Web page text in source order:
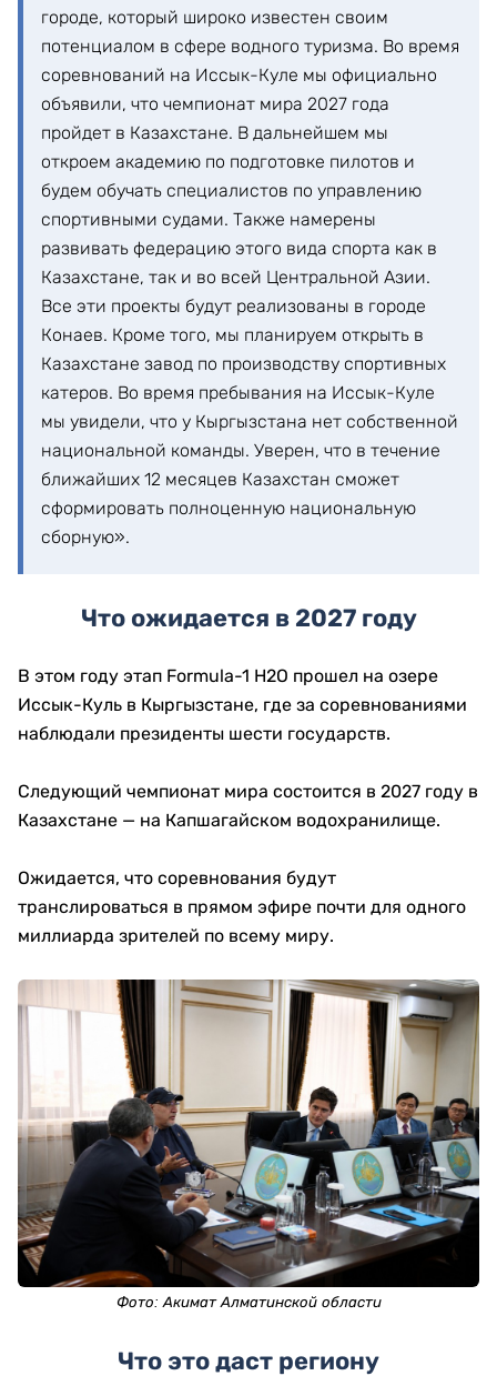
городе, который широко известен своим
потенциалом в сфере водного туризма. Во время
соревнований на Иссык-Куле мы официально
объявили, что чемпионат мира 2027 года
пройдет в Казахстане. В дальнейшем мы
откроем академию по подготовке пилотов и
будем обучать специалистов по управлению
спортивными судами. Также намерены
развивать федерацию этого вида спорта как в
Казахстане, так и во всей Центральной Азии.
Все эти проекты будут реализованы в городе
Конаев. Кроме того, мы планируем открыть в
Казахстане завод по производству спортивных
катеров. Во время пребывания на Иссык-Куле
мы увидели, что у Кыргызстана нет собственной
национальной команды. Уверен, что в течение
ближайших 12 месяцев Казахстан сможет
сформировать полноценную национальную
сборную».
Что ожидается в 2027 году
В этом году этап Formula-1 H2O прошел на озере
Иссык-Куль в Кыргызстане, где за соревнованиями
наблюдали президенты шести государств.
Следующий чемпионат мира состоится в 2027 году в
Казахстане — на Капшагайском водохранилище.
Ожидается, что соревнования будут
транслироваться в прямом эфире почти для одного
миллиарда зрителей по всему миру.
Фото:Акимат Алматинской области
Что это даст региону